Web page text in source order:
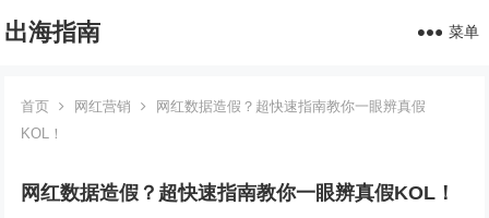
出海指南 菜单
首页 网红营销
网红数据造假？超快速指南教你一眼辨真假
KOL！
网红数据造假？超快速指南教你一眼辨真假KOL！